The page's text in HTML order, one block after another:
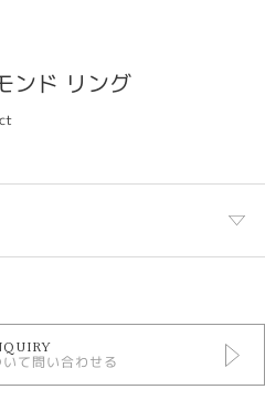
ンド リング
て問い合わせる